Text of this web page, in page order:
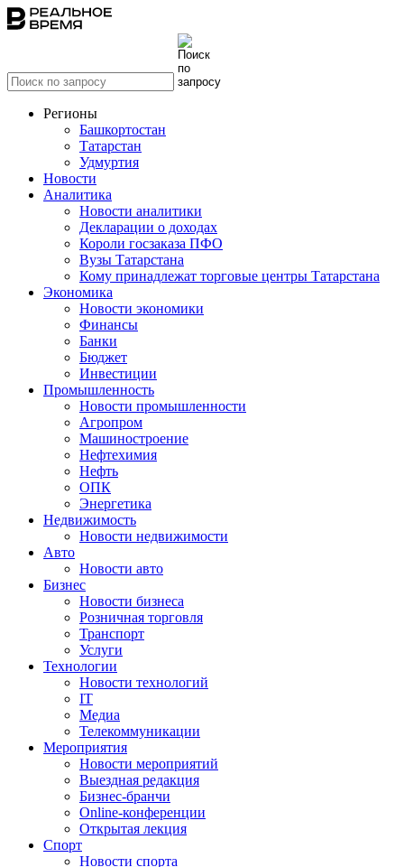
Регионы
Башкортостан
Татарстан
Удмуртия
Новости
Аналитика
Новости аналитики
Декларации о доходах
Короли госзаказа ПФО
Вузы Татарстана
Кому принадлежат торговые центры Татарстана
Экономика
Новости экономики
Финансы
Банки
Бюджет
Инвестиции
Промышленность
Новости промышленности
Агропром
Машиностроение
Нефтехимия
Нефть
ОПК
Энергетика
Недвижимость
Новости недвижимости
Авто
Новости авто
Бизнес
Новости бизнеса
Розничная торговля
Транспорт
Услуги
Технологии
Новости технологий
IT
Медиа
Телекоммуникации
Мероприятия
Новости мероприятий
Выездная редакция
Бизнес-бранчи
Online-конференции
Открытая лекция
Спорт
Новости спорта